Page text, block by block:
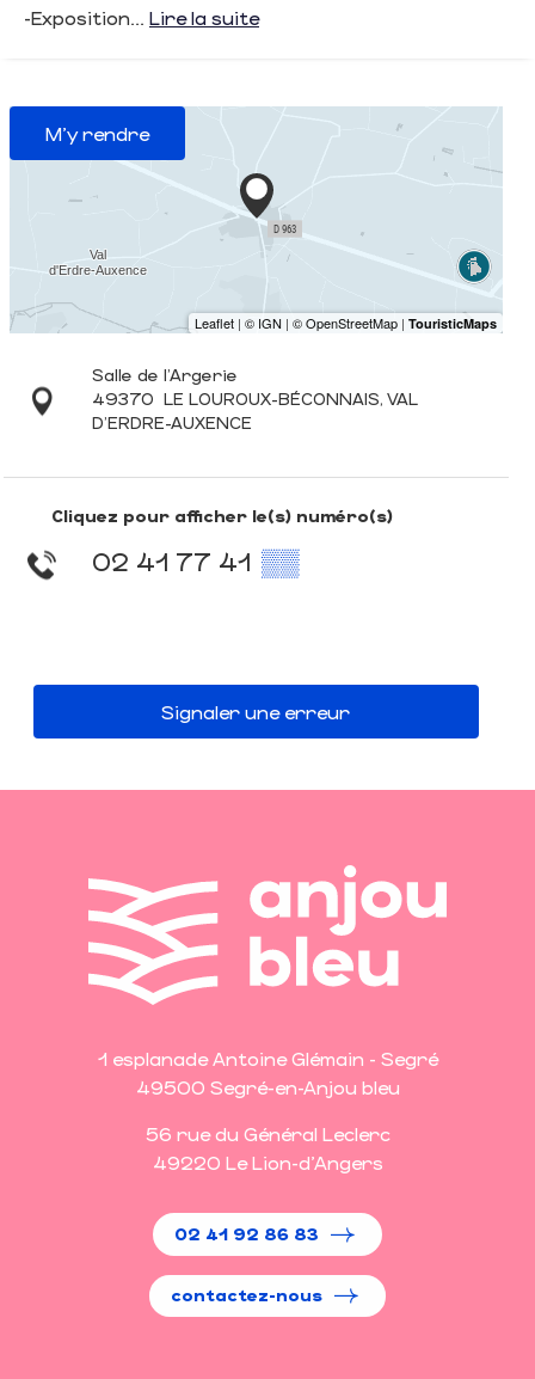
-Exposition... Lire la suite
M'y rendre
Salle de l'Argerie
49370 LE LOUROUX-BÉCONNAIS, VAL
D'ERDRE-AUXENCE
Cliquez pour afficher le(s) numéro(s)
02 41 77 41 ▒▒
Signaler une erreur
1 esplanade Antoine Glémain - Segré
49500 Segré-en-Anjou bleu
56 rue du Général Leclerc
49220 Le Lion-d'Angers
02 41 92 86 83
contactez-nous